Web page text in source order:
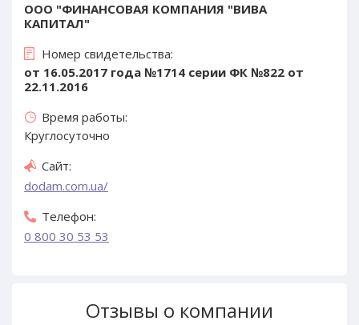
ООО "ФИНАНСОВАЯ КОМПАНИЯ "ВИВА
КАПИТАЛ"
Номер свидетельства:
от 16.05.2017 года №1714 серии ФК №822 от
22.11.2016
Время работы:
Круглосуточно
Сайт:
dodam.com.ua/
Телефон:
0 800 30 53 53
Отзывы о компании